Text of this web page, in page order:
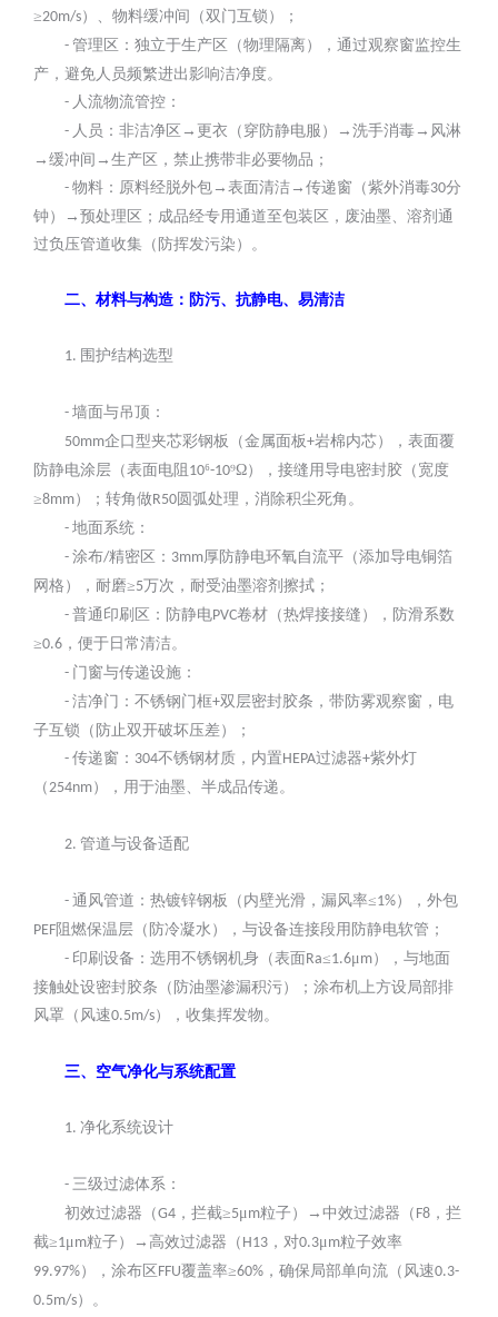
≥20m/s）、物料缓冲间（双门互锁）；
- 管理区：独立于生产区（物理隔离），通过观察窗监控生
产，避免人员频繁进出影响洁净度。
- 人流物流管控：
- 人员：非洁净区→更衣（穿防静电服）→洗手消毒→风淋
→缓冲间→生产区，禁止携带非必要物品；
- 物料：原料经脱外包→表面清洁→传递窗（紫外消毒30分
钟）→预处理区；成品经专用通道至包装区，废油墨、溶剂通
过负压管道收集（防挥发污染）。
二、材料与构造：防污、抗静电、易清洁
1. 围护结构选型
- 墙面与吊顶：
50mm企口型夹芯彩钢板（金属面板+岩棉内芯），表面覆
防静电涂层（表面电阻 10⁶-10⁹Ω），接缝用导电密封胶（宽度
≥8mm）；转角做R50圆弧处理，消除积尘死角。
- 地面系统：
- 涂布/精密区： 3mm厚防静电环氧自流平（添加导电铜箔
网格），耐磨≥5万次，耐受油墨溶剂擦拭；
- 普通印刷区：防静电PVC卷材（热焊接接缝），防滑系数
≥0.6 ，便于日常清洁。
- 门窗与传递设施：
- 洁净门：不锈钢门框+双层密封胶条，带防雾观察窗，电
子互锁（防止双开破坏压差）；
- 传递窗： 304不锈钢材质，内置HEPA过滤器+紫外灯
（254nm），用于油墨、半成品传递。
2. 管道与设备适配
- 通风管道：热镀锌钢板（内壁光滑，漏风率≤1%），外包
PEF阻燃保温层（防冷凝水），与设备连接段用防静电软管；
- 印刷设备：选用不锈钢机身（表面Ra≤1.6μ m），与地面
接触处设密封胶条（防油墨渗漏积污）；涂布机上方设局部排
风罩（风速0.5m/s），收集挥发物。
三、空气净化与系统配置
1. 净化系统设计
- 三级过滤体系：
初效过滤器（G4 ，拦截≥5μ m粒子）→中效过滤器（ F8 ，拦
截≥1μ m粒子）→高效过滤器（ H13 ，对0.3μ m粒子效率
99.97%），涂布区FFU覆盖率≥60% ，确保局部单向流（风速0.3-
0.5m/s）。